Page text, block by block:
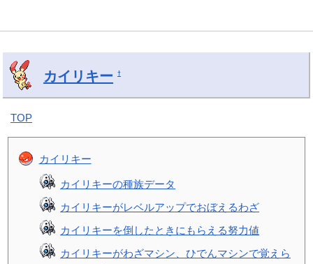
カイリキー †
TOP
カイリキー
カイリキーの種族データ
カイリキーがレベルアップでおぼえるわざ
カイリキーを倒したときにもらえる努力値
カイリキーがわざマシン、ひでんマシンで覚えら